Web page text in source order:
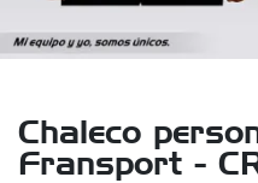
Chaleco
Fransport -